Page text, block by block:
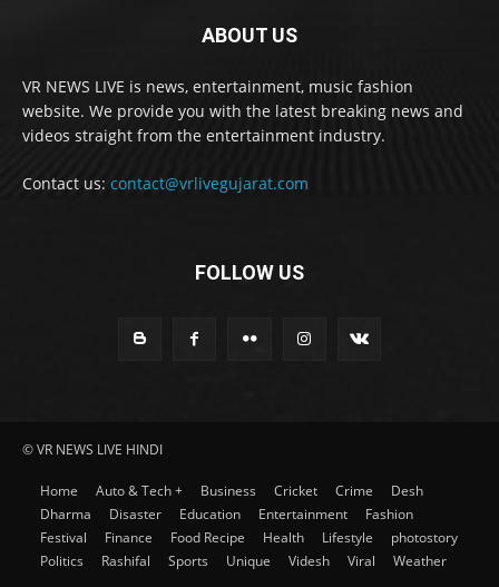
ABOUT US
VR NEWS LIVE is news, entertainment, music fashion
website. We provide you with the latest breaking news and
videos straight from the entertainment industry.
Contact us: contact@vrlivegujarat.com
FOLLOW US
© VR NEWS LIVE HINDI
Home Auto & Tech + Business Cricket Crime
Desh
Dharma
Disaster Education Entertainment
Fashion
Festival
Finance Food Recipe Health Lifestyle
photostory
Politics
Rashifal Sports Unique Videsh Viral Weather